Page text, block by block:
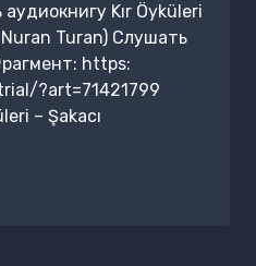
Kır Öyküleri
Turan) Слушать
https:
?art=71421799
– Şakacı